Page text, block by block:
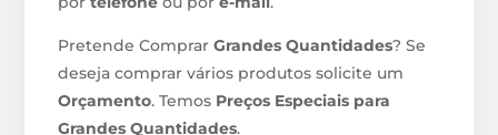
Pretende ComprarGrandes Quantidades? Se
deseja comprar vários produtos solicite um
Orçamento. Temos Preços Especiais para
Grandes Quantidades.